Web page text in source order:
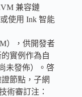
兼容鏈
使用 Ink 智能
），供開發者
實例作為自
未發佈）。啓
節點，子網
術審訂注：